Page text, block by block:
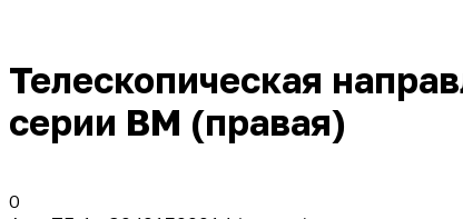
Телескопическая
серии ВМ (правая)
0